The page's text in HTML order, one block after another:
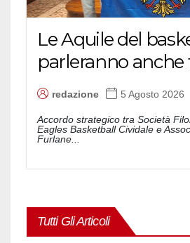
Le Aquile del
parleranno anche
redazione 5 Agosto 2026
Accordo strategico tra Società
Eagles Basketball Cividale e
Furlane...
Tutti Gli Articoli